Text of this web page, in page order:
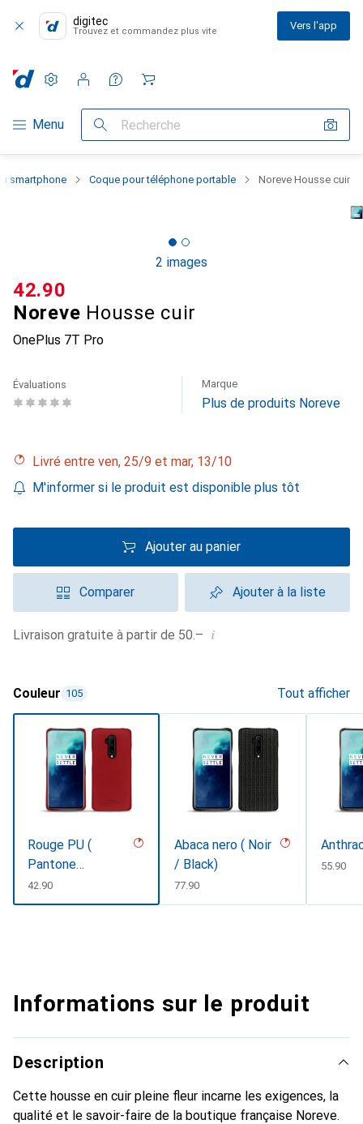
digitec
Trouvez et commandez plus vite Vers l'app
Navigation par catégorie
Menu Recherche
Paramètres
Compte client
Listes de comparaison
Listes d'envies
Panier
smartphone Coque pour téléphone portable Noreve Housse cuir
2 images
Noreve Housse cuir
OnePlus 7T Pro
CHF
42.90
Évaluations Marque
Plus de produits Noreve
Livré entre ven, 25/9 et mar, 13/10
M'informer si le produit est disponible plus tôt
Ajouter au panier
Comparer Ajouter à la liste
Livraison gratuite à partir de 50.– i
Couleur 105 Tout afficher
Rouge PU (
Pantone
#d50032 )
CHF
42.90
Abaca nero ( Noir
/ Black)
CHF
77.90
CHF
55.90
Informations sur le produit
Description
Cette housse en cuir pleine fleur incarne les exigences, la
qualité et le savoir-faire de la boutique française Noreve.